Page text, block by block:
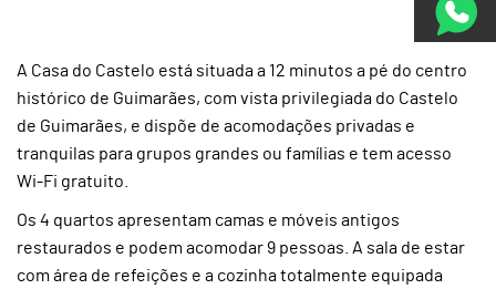
A Casa do Castelo está situada a 12 minutos a pé do centro
histórico de Guimarães, com vista privilegiada do Castelo
de Guimarães, e dispõe de acomodações privadas e
tranquilas para grupos grandes ou famílias e tem acesso
Wi-Fi gratuito.
Os 4 quartos apresentam camas e móveis antigos
restaurados e podem acomodar 9 pessoas. A sala de estar
com área de refeições e a cozinha totalmente equipada